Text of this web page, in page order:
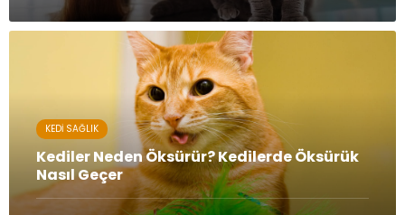
KEDI SAĞLIK
Kediler Neden Öksürür? Kedilerde Öksürük
Nasıl Geçer